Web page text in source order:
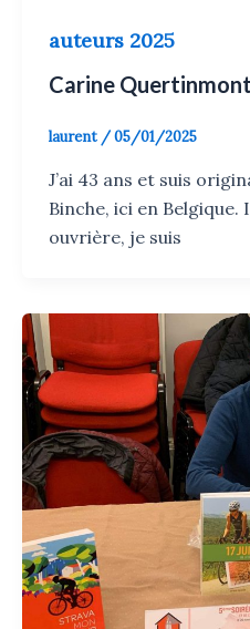
auteurs 2025
Carine Quertinmont
laurent /05/01/2025
J’ai 43 ans et suis
Binche, ici en Belgique.
ouvrière, je suis